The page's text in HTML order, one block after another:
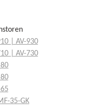
| AV-930
| AV-730
80
80
65
35-GK